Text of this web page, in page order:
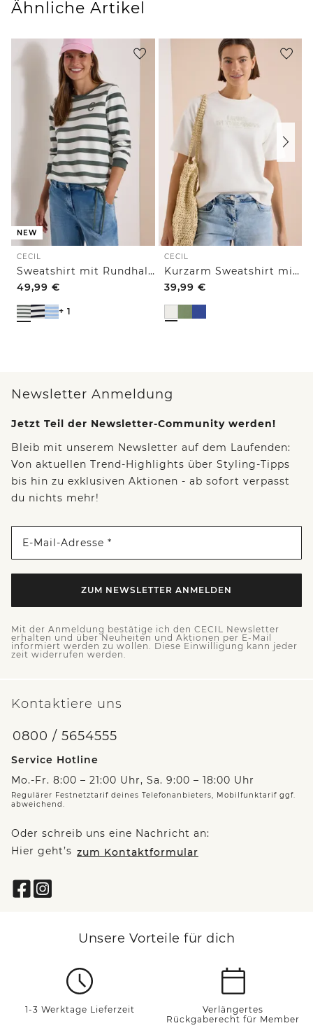
Ähnliche Artikel
NEW
CECIL
Sweatshirt mit Rundhals und Tunnelzug
49,99 €
+ 1
CECIL
Kurzarm Sweatshirt mit Embroidery
39,99 €
Newsletter Anmeldung
Jetzt Teil der Newsletter-Community werden!
Bleib mit unserem Newsletter auf dem Laufenden:
Von aktuellen Trend-Highlights über Styling-Tipps
bis hin zu exklusiven Aktionen - ab sofort verpasst
du nichts mehr!
E-Mail-Adresse *
ZUM NEWSLETTER ANMELDEN
Mit der Anmeldung bestätige ich den CECIL Newsletter
erhalten und über Neuheiten und Aktionen per E-Mail
informiert werden zu wollen. Diese Einwilligung kann jeder
zeit widerrufen werden.
Kontaktiere uns
0800 / 5654555
Service Hotline
Mo.-Fr. 8:00 – 21:00 Uhr, Sa. 9:00 – 18:00 Uhr
Regulärer Festnetztarif deines Telefonanbieters, Mobilfunktarif ggf.
abweichend.
Oder schreib uns eine Nachricht an:
Hier geht’s zum Kontaktformular
Unsere Vorteile für dich
1-3 Werktage Lieferzeit
Verlängertes
Rückgaberecht für Member